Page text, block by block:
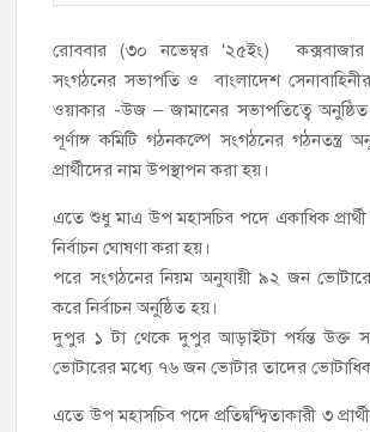
রোববার (৩০ নভেম্বর ‘২৫ইং) কক্সবাজার
সংগঠনের সভাপতি ও বাংলাদেশ
ওয়াকার -উজ – জামানের সভাপতিত্বে
পূর্ণাঙ্গ কমিটি গঠনকল্পে সংগঠনের গঠনতন্ত্র
প্রার্থীদের নাম উপস্থাপন করা হয়।
এতে শুধু মাএ উপ মহাসচিব পদে একাধিক
নির্বাচন ঘোষণা করা হয়।
পরে সংগঠনের নিয়ম অনুযায়ী ৯২ জন
করে নির্বাচন অনুষ্ঠিত হয়।
দুপুর ১ টা থেকে দুপুর আড়াইটা পর্যন্ত উক্ত
ভোটারের মধ্যে ৭৬ জন ভোটার তাদের
এতে উপ মহাসচিব পদে প্রতিদ্বন্দ্বিতাকারী ৩